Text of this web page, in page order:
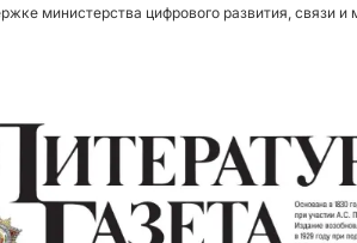
министерства цифрового развития, связи